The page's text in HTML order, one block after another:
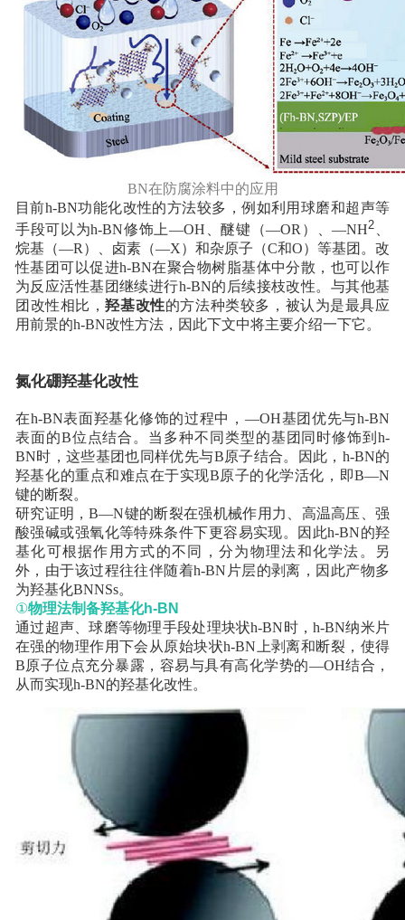
BN在防腐涂料中的应用
目前h-BN功能化改性的方法较多，例如利用球磨和超声等
手段可以为h-BN修饰上—OH、醚键（—OR）、—NH2
烷基（—R）、卤素（—X）和杂原子（C和O）等基团。改
性基团可以促进h-BN在聚合物树脂基体中分散，也可以作
为反应活性基团继续进行h-BN的后续接枝改性。与其他基
团改性相比，羟基改性的方法种类较多，被认为是最具应
用前景的h-BN改性方法，因此下文中将主要介绍一下它。
氮化硼羟基化改性
在h-BN表面羟基化修饰的过程中，—OH基团优先与h-BN
表面的B位点结合。 当多种不同类型的基团同时修饰到h-
BN时，这些基团也同样优先与B原子结合。
因此，h-BN的
羟基化的重点和难点在于实现B原子的化学活化，即B—N
键的断裂。
研究证明，B—N键的断裂在强机械作用力、高温高压、强
酸强碱或强氧化等特殊条件下更容易实现。因此h-BN的羟
基化可根据作用方式的不同，分为物理法和化学法。另
外，由于该过程往往伴随着h-BN片层的剥离，因此产物多
为羟基化BNNSs。
①物理法制备羟基化h-BN
通过超声、球磨等物理手段处理块状h-BN时，h-BN纳米片
在强的物理作用下会从原始块状h-BN上剥离和断裂，使得
B原子位点充分暴露，容易与具有高化学势的—OH结合，
从而实现h-BN的羟基化改性。